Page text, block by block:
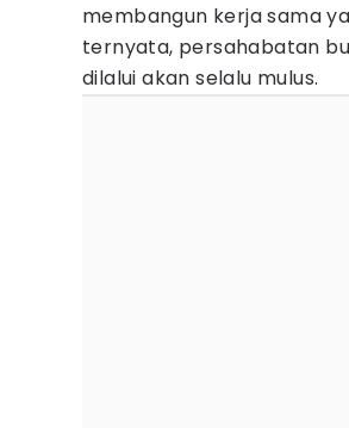
membangun kerja sama
ternyata, persahabatan
dilalui akan selalu mulus.